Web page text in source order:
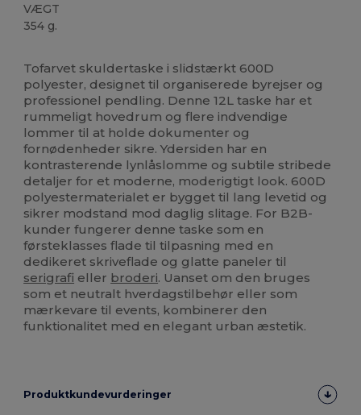
VÆGT
354 g.
Tofarvet skuldertaske i slidstærkt 600D
polyester, designet til organiserede byrejser og
professionel pendling. Denne 12L taske har et
rummeligt hovedrum og flere indvendige
lommer til at holde dokumenter og
fornødenheder sikre. Ydersiden har en
kontrasterende lynlåslomme og subtile stribede
detaljer for et moderne, moderigtigt look. 600D
polyestermaterialet er bygget til lang levetid og
sikrer modstand mod daglig slitage. For B2B-
kunder fungerer denne taske som en
førsteklasses flade til tilpasning med en
dedikeret skriveflade og glatte paneler til
serigrafi eller broderi. Uanset om den bruges
som et neutralt hverdagstilbehør eller som
mærkevare til events, kombinerer den
funktionalitet med en elegant urban æstetik.
Produktkundevurderinger